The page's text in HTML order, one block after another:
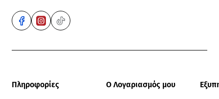
Πληροφορίες Ο Λογαριασμός μου